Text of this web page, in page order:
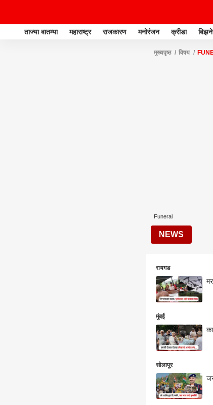
ताज्या बातम्या महाराष्ट्र राजकारण मनोरंजन क्रीडा
मुख्यपृष्ठ विषय
Funeral
NEWS
रायगड
मुंबई
सोलापूर